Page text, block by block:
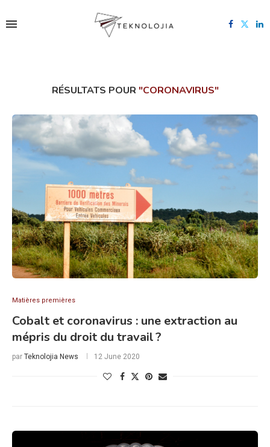
RÉSULTATS POUR "CORONAVIRUS"
Matières premières
Cobalt et coronavirus : une extraction au
mépris du droit du travail ?
par Teknolojia News 12 June 2020